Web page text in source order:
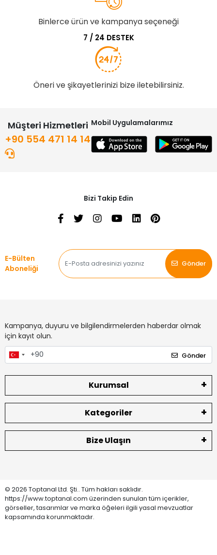
Binlerce ürün ve kampanya seçeneği
7 / 24 DESTEK
Öneri ve şikayetlerinizi bize iletebilirsiniz.
Müşteri Hizmetleri
+90 554 471 14 14
Mobil Uygulamalarımız
Bizi Takip Edin
E-Bülten
Aboneliği
Gönder
Kampanya, duyuru ve bilgilendirmelerden haberdar olmak
için kayıt olun.
Gönder
Kurumsal
Kategoriler
Bize Ulaşın
© 2026 Toptanal Ltd. Şti.. Tüm hakları saklıdır.
https://www.toptanal.com üzerinden sunulan tüm içerikler,
görseller, tasarımlar ve marka öğeleri ilgili yasal mevzuatlar
kapsamında korunmaktadır.